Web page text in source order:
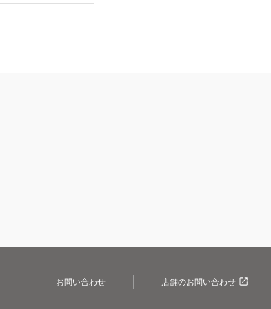
お問い合わせ 店舗のお問い合わせ